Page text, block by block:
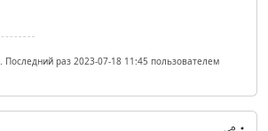
Последний раз 2023-07-18 11:45 пользователем